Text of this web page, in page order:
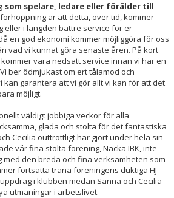
som spelare, ledare eller förälder till
är att detta, över tid, kommer
eller i längden bättre service för er
en god ekonomi kommer möjliggöra för oss
vad vi kunnat göra senaste åren. På kort
vara nedsatt service innan vi har en
ber ödmjukast om ert tålamod och
garantera att vi gör allt vi kan för att det
möjligt.
väldigt jobbiga veckor för alla
glada och stolta för det fantastiska
Cecilia outtröttligt har gjort under hela sin
vår fina stolta förening, Nacka IBK, inte
den breda och fina verksamheten som
fortsätta träna föreningens duktiga HJ-
i klubben medan Sanna och Cecilia
utmaningar i arbetslivet.